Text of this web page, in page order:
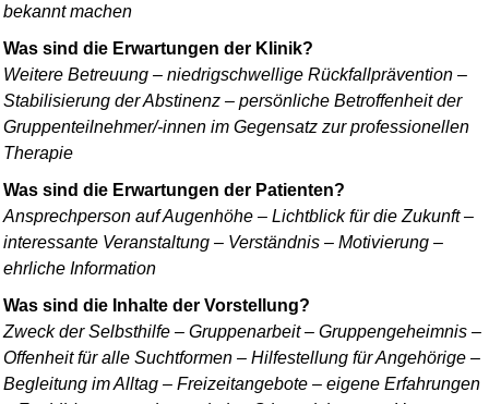
bekannt machen
Was sind die Erwartungen der Klinik?
Weitere Betreuung – niedrigschwellige Rückfallprävention –
Stabilisierung der Abstinenz – persönliche Betroffenheit der
Gruppenteilnehmer/-innen im Gegensatz zur professionellen
Therapie
Was sind die Erwartungen der Patienten?
Ansprechperson auf Augenhöhe – Lichtblick für die Zukunft –
interessante Veran­staltung – Verständnis – Motivierung –
ehrliche Information
Was sind die Inhalte der Vorstellung?
Zweck der Selbsthilfe – Gruppen­arbeit – Gruppengeheimnis –
Offenheit für alle Suchtformen – Hilfestellung für Angehörige –
Begleitung im Alltag – Freizeitangebote – eigene Erfahrungen